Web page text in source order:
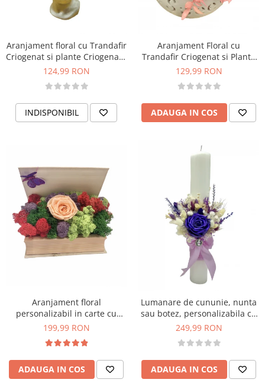
Aranjament floral cu Trandafir
Criogenat si plante Criogenate
in vaza Venus, Eventissimi
124,99 RON
INDISPONIBIL
Aranjament Floral cu
Trandafir Criogenat si Plante
Naturale Uscate in vas
Eventissimi
129,99 RON
ADAUGA IN COS
Aranjament floral
personalizabil in carte cu
licheni stabilizati si trandafir
199,99 RON
ADAUGA IN COS
Lumanare de cununie, nunta
sau botez, personalizabila cu
trandafir criogenat si plante
249,99 RON
ADAUGA IN COS